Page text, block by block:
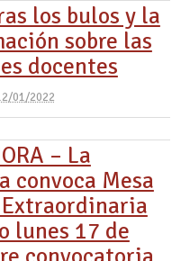
los bulos y la
sobre las
docentes
01/2022
– La
convoca Mesa
lunes 17 de